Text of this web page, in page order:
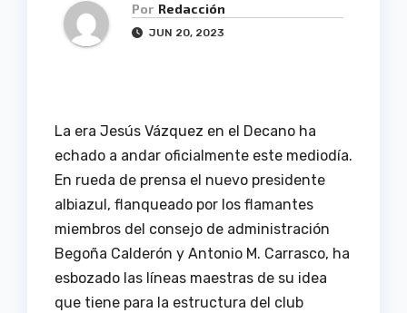
Por Redacción
JUN 20, 2023
La era Jesús Vázquez en el Decano ha
echado a andar oficialmente este mediodía.
En rueda de prensa el nuevo presidente
albiazul, flanqueado por los flamantes
miembros del consejo de administración
Begoña Calderón y Antonio M. Carrasco, ha
esbozado las líneas maestras de su idea
que tiene para la estructura del club